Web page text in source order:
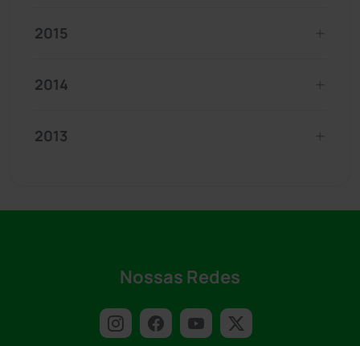
2015
2014
2013
Nossas Redes